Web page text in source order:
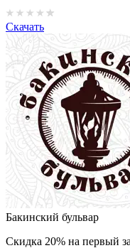
Скачать
Бакинский бульвар
Скидка 20% на первый